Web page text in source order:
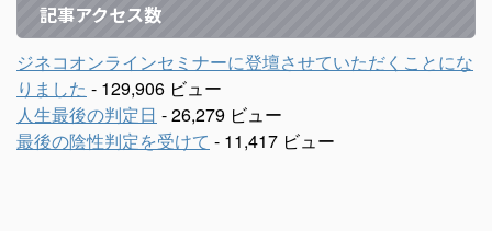
記事アクセス数
ジネコオンラインセミナーに登壇させていただくことにな
りました - 129,906 ビュー
人生最後の判定日 - 26,279 ビュー
最後の陰性判定を受けて - 11,417 ビュー